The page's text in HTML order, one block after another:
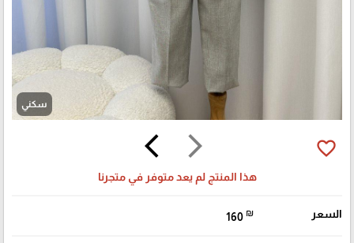
سكني
arrow_forward_ios
arrow_back_ios favorite_border
هذا المنتج لم يعد متوفر في متجرنا
السعر 160 ₪